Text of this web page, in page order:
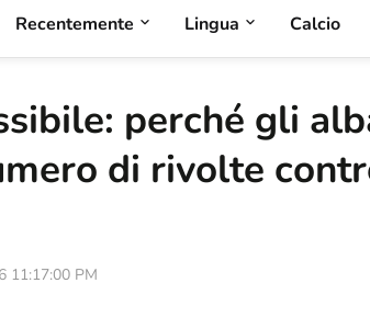
Recentemente Lingua Calcio
perché gli
di rivolte
11:17:00 PM